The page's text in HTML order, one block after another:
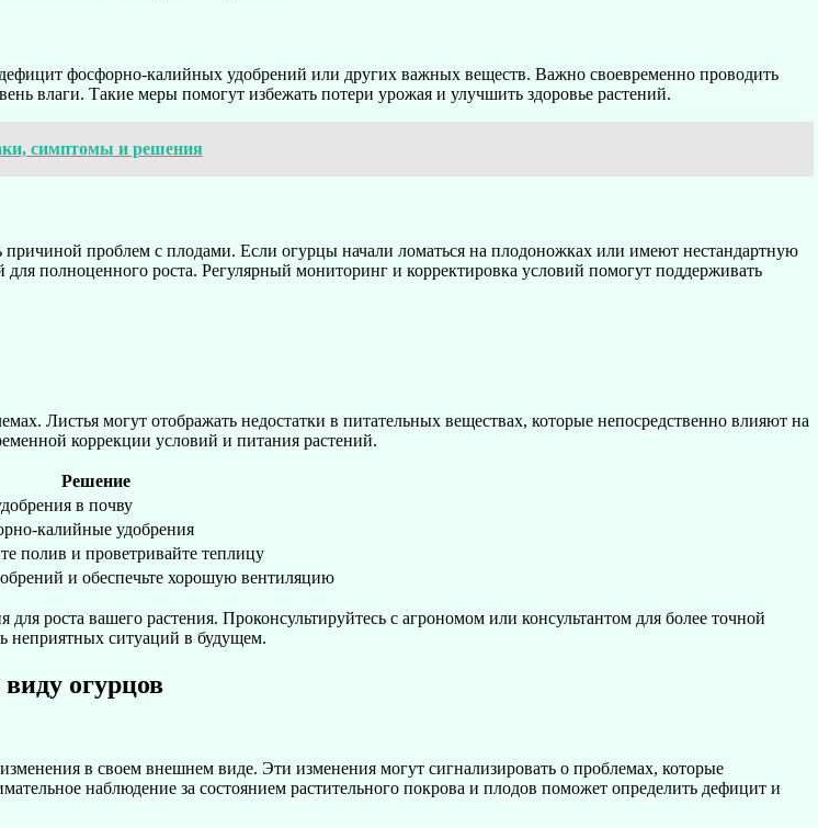
фосфорно-калийных удобрений или других важных веществ. Важно своевременно проводить
влаги. Такие меры помогут избежать потери урожая и улучшить здоровье растений.
симптомы и решения
причиной проблем с плодами. Если огурцы начали ломаться на плодоножках или имеют нестандартную
полноценного роста. Регулярный мониторинг и корректировка условий помогут поддерживать
Листья могут отображать недостатки в питательных веществах, которые непосредственно влияют на
коррекции условий и питания растений.
Решение
в почву
калийные удобрения
полив и проветривайте теплицу
и обеспечьте хорошую вентиляцию
роста вашего растения. Проконсультируйтесь с агрономом или консультантом для более точной
неприятных ситуаций в будущем.
огурцов
в своем внешнем виде. Эти изменения могут сигнализировать о проблемах, которые
наблюдение за состоянием растительного покрова и плодов поможет определить дефицит и